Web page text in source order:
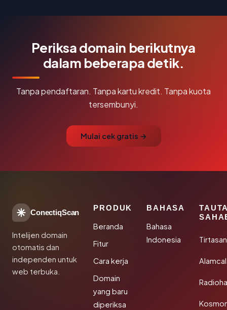
Periksa domain berikutnya
dalam beberapa detik.
Tanpa pendaftaran. Tanpa kartu kredit. Tanpa kuota
tersembunyi.
Mulai cek gratis →
ConectiqScan
Intelijen domain
otomatis dan
independen untuk
web terbuka.
PRODUK
Beranda
Fitur
Cara kerja
Domain
yang baru
diperiksa
BAHASA
Bahasa
Indonesia